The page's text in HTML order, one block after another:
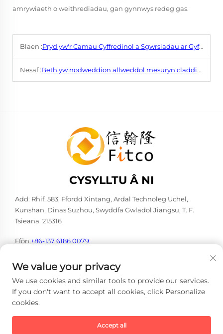
amrywiaeth o weithrediadau, gan gynnwys redeg gas.
Blaen :Pryd yw'r Camau Cyffredinol a Sgwrsiadau ar Gyfer Meysydd Ffêd Bryn?
Nesaf :Beth yw nodweddion allweddol mesuryn cladding ar weld uchel-perfformiad?
CYSYLLTU Â NI
Add: Rhif. 583, Ffordd Xintang, Ardal Technoleg Uchel,
Kunshan, Dinas Suzhou, Swyddfa Gwladol Jiangsu, T. F.
Tsieana. 215316
Ffôn:+86-137 6186 0079
[email protected]
Hawlfraint © 2026 Faith-Han Intelligent Technology Co., Ltd.
We value your privacy
We use cookies and similar tools to provide our services.
If you don't want to accept all cookies, click Personalize
cookies.
Accept all